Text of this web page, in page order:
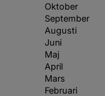
Oktober
September
Augusti
Juni
Maj
April
Mars
Februari